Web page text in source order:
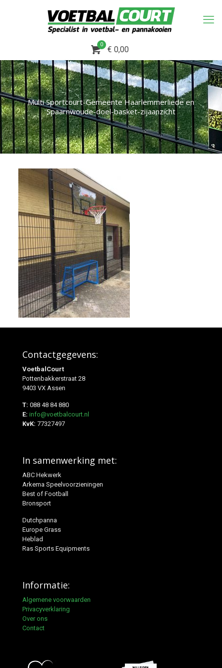
0
€ 0,00
Multi Sportcourt-Gemeente Haarlemmerliede en
Spaarnwoude-doel-basket-zijaanzicht
Contactgegevens:
VoetbalCourt
Pottenbakkerstraat 28
9403 VX Assen
T: 088 48 84 880
E: info@voetbalcourt.nl
KvK: 77327497
In samenwerking met:
ABC Hekwerk
Arkema Speelvoorzieningen
Best of Football
Bronsport
Dutchpanna
Europe Grass
Heblad
Ras Sports Equipments
Informatie:
Algemene voorwaarden
Privacyverklaring
Over ons
Contact